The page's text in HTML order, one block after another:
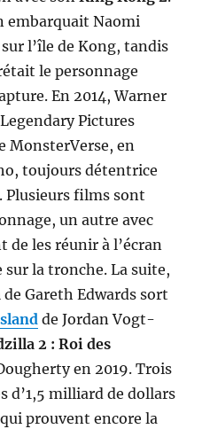
embarquait Naomi
l’île de Kong, tandis
le personnage
En 2014, Warner
Pictures
MonsterVerse, en
toujours détentrice
Plusieurs films sont
un autre avec
de les réunir à l’écran
la tronche. La suite,
de Gareth Edwards sort
de Jordan Vogt-
2 : Roi des
en 2019. Trois
d’1,5 milliard de dollars
prouvent encore la